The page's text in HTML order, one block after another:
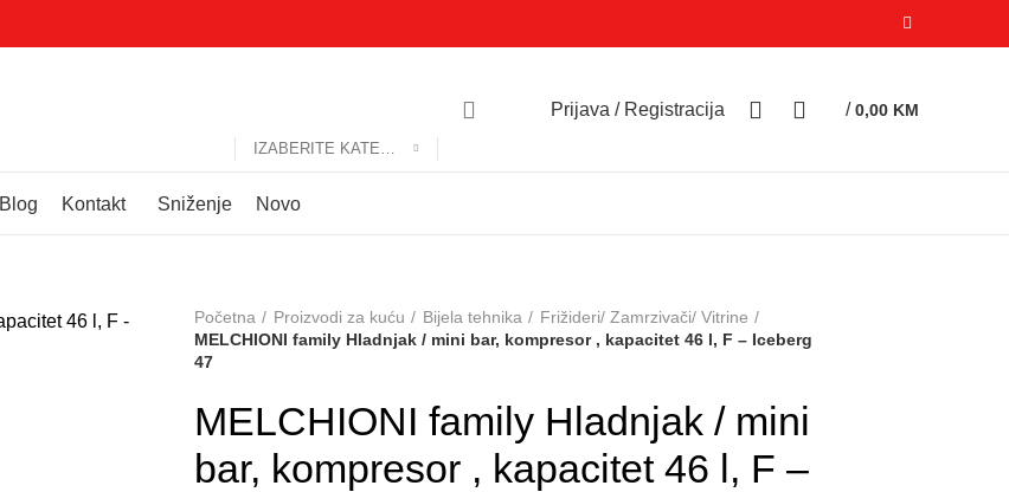
Prijava / Registracija / 0,00 KM
Blog Kontakt Sniženje Novo
Početna Proizvodi za kuću Bijela tehnika
Frižideri/ Zamrzivači/ Vitrine
MELCHIONI family Hladnjak / mini bar, kompresor , kapacitet 46 l, F – Iceberg
47
MELCHIONI family Hladnjak / mini
bar, kompresor , kapacitet 46 l, F –